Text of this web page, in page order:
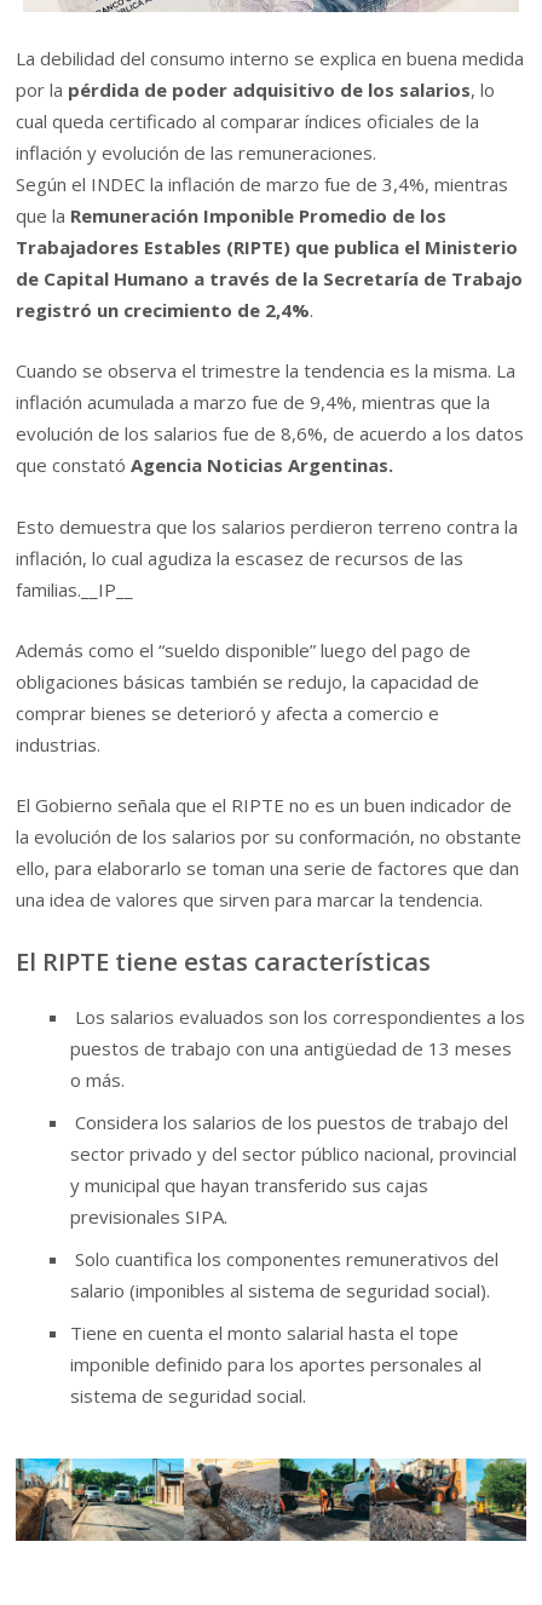
La debilidad del consumo interno se explica en buena medida
por la pérdida de poder adquisitivo de los salarios, lo
cual queda certificado al comparar índices oficiales de la
inflación y evolución de las remuneraciones.
Según el INDEC la inflación de marzo fue de 3,4%, mientras
que la Remuneración Imponible Promedio de los
Trabajadores Estables (RIPTE) que publica el Ministerio
de Capital Humano a través de la Secretaría de Trabajo
registró un crecimiento de 2,4%.
Cuando se observa el trimestre la tendencia es la misma. La
inflación acumulada a marzo fue de 9,4%, mientras que la
evolución de los salarios fue de 8,6%, de acuerdo a los datos
que constatóAgencia Noticias Argentinas.
Esto demuestra que los salarios perdieron terreno contra la
inflación, lo cual agudiza la escasez de recursos de las
familias. __IP__
Además como el “sueldo disponible” luego del pago de
obligaciones básicas también se redujo, la capacidad de
comprar bienes se deterioró y afecta a comercio e
industrias.
El Gobierno señala que el RIPTE no es un buen indicador de
la evolución de los salarios por su conformación, no obstante
ello, para elaborarlo se toman una serie de factores que dan
una idea de valores que sirven para marcar la tendencia.
El RIPTE tiene estas características
Los salarios evaluados son los correspondientes a los
puestos de trabajo con una antigüedad de 13 meses
o más.
Considera los salarios de los puestos de trabajo del
sector privado y del sector público nacional, provincial
y municipal que hayan transferido sus cajas
previsionales SIPA.
Solo cuantifica los componentes remunerativos del
salario (imponibles al sistema de seguridad social).
Tiene en cuenta el monto salarial hasta el tope
imponible definido para los aportes personales al
sistema de seguridad social.